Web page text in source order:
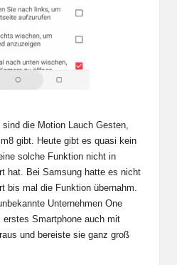
die Motion Lauch Gesten,
gibt. Heute gibt es quasi kein
solche Funktion nicht in
hat. Bei Samsung hatte es nicht
bis mal die Funktion übernahm.
Unternehmen One
Smartphone auch mit
und bereiste sie ganz groß